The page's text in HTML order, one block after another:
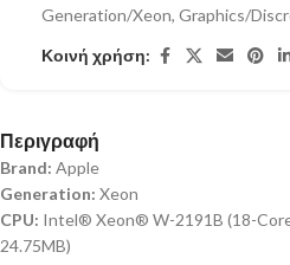
Generation/Xeon, Graphics/
Κοινή χρήση:
Περιγραφή
Brand: Apple
Generation: Xeon
CPU: Intel® Xeon® W-2191B (18-
24.75MB)